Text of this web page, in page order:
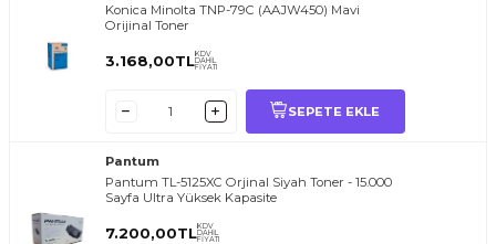
Konica Minolta TNP-79C (AAJW450) Mavi
Orijinal Toner
3.168,00TLKDV
DAHİL
FİYATI
SEPETE EKLE
Pantum
Pantum TL-5125XC Orjinal Siyah Toner - 15.000
Sayfa Ultra Yüksek Kapasite
7.200,00TLKDV
DAHİL
FİYATI